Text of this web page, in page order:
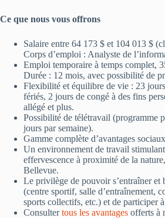
Ce que nous vous offrons
Salaire entre 64 173 $ et 104 013 $
Corps d’emploi : Analyste de
Emploi temporaire à temps complet,
Durée : 12 mois, avec possibilité de
Flexibilité et équilibre de vie : 23
fériés, 2 jours de congé à des fins
allégé et plus.
Possibilité de télétravail (programme
jours par semaine).
Gamme complète d’avantages
Un environnement de travail
effervescence à proximité de la
Bellevue.
Le privilège de pouvoir s’entraîner et
(centre sportif, salle d’entraînement,
sports collectifs, etc.) et de participer
Consultertous les avantages offerts à